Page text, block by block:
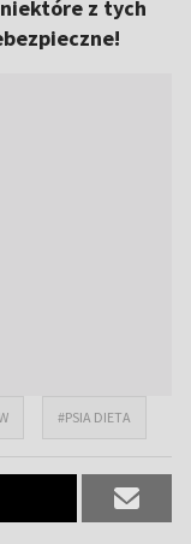
z tych
#PSIA DIETA